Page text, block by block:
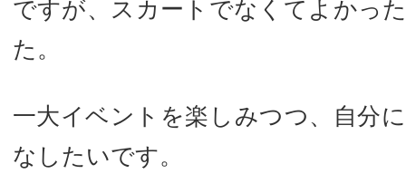
ですが、スカートでなくてよかっ
た。
一大イベントを楽しみつつ、自分
なしたいです。